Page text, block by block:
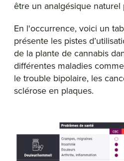
être un analgésique naturel
En l'occurrence, voici un
présente les pistes
de la plante de cannabis
différentes maladies
le trouble bipolaire, les
sclérose en plaques.